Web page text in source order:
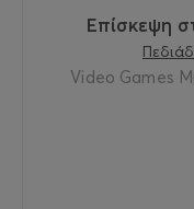
Επίσκεψη
Video Games